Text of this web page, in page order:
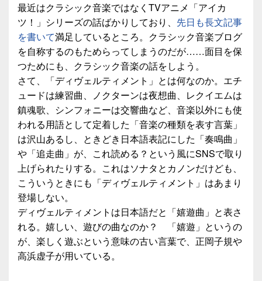
最近はクラシック音楽ではなくTVアニメ「アイカ
ツ！」シリーズの話ばかりしており、 先日も長文記事
を書いて満足しているところ。クラシック音楽ブログ
を自称するのもためらってしまうのだが……面目を保
つためにも、クラシック音楽の話をしよう。
さて、「ディヴェルティメント」とは何なのか。エチ
ュードは練習曲、ノクターンは夜想曲、レクイエムは
鎮魂歌、シンフォニーは交響曲など、音楽以外にも使
われる用語として定着した「音楽の種類を表す言葉」
は沢山あるし、ときどき日本語表記にした「奏鳴曲」
や「追走曲」が、これ読める？という風にSNSで取り
上げられたりする。これはソナタとカノンだけども、
こういうときにも「ディヴェルティメント」はあまり
登場しない。
ディヴェルティメントは日本語だと「嬉遊曲」と表さ
れる。嬉しい、遊びの曲なのか？ 「嬉遊」というの
が、楽しく遊ぶという意味の古い言葉で、正岡子規や
高浜虚子が用いている。